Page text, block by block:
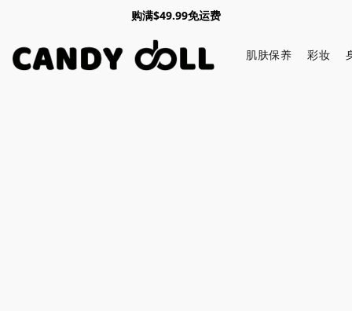
购满$49.99免运费
肌肤保养 彩妆